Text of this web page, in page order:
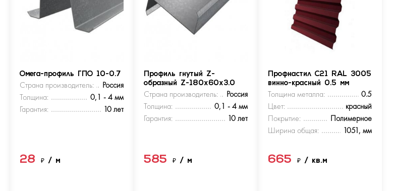
Омега-профиль ГПО 10-0.7
Страна производитель:
Россия
Толщина:
0,1 - 4 мм
Гарантия:
10 лет
28₽/ м
Профиль гнутый Z-
образный Z-180х60х3.0
Страна производитель:
Россия
Толщина:
0,1 - 4 мм
Гарантия:
10 лет
585₽/ м
Профнастил С21 RAL 3005
винно-красный 0.5 мм
Толщина металла:
0.5
Цвет:
красный
Покрытие:
Полимерное
Ширина общая:
1051, мм
665 ₽ / кв.м